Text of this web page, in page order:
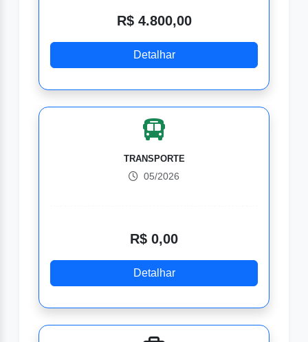
R$ 4.800,00
Detalhar
TRANSPORTE
05/2026
R$ 0,00
Detalhar